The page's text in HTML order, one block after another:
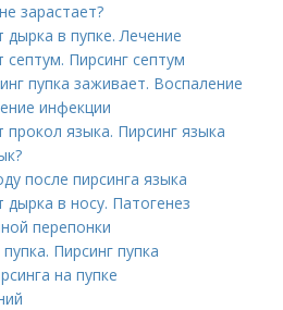
зарастает?
дырка в пупке. Лечение
септум. Пирсинг септум
пупка заживает. Воспаление
инфекции
прокол языка. Пирсинг языка
после пирсинга языка
дырка в носу. Патогенез
перепонки
Пирсинг пупка
на пупке